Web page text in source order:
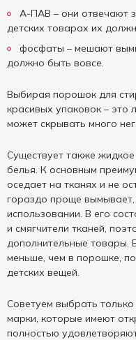
А-ПАВ – они отвечают
детских товарах их
фосфаты – мешают
должно быть вовсе.
Выбирая порошок для
красивых упаковок – это
может скрывать много
Существует также
белья. К основным
оседает на тканях и не
гораздо проще
использовании. В его
и смягчители тканей,
дополнительные товары.
меньше, чем в порошке,
детских вещей.
Советуем выбрать
марки, которые имеют
полностью